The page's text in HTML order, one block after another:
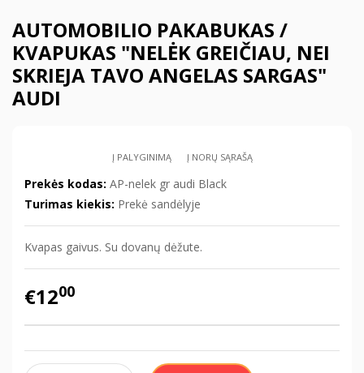
AUTOMOBILIO PAKABUKAS /
KVAPUKAS "NELĖK GREIČIAU, NEI
SKRIEJA TAVO ANGELAS SARGAS"
AUDI
Į PALYGINIMĄ Į NORŲ SĄRAŠĄ
Prekės kodas: AP-nelek gr audi Black
Turimas kiekis: Prekė sandėlyje
Kvapas gaivus. Su dovanų dėžute.
€1200